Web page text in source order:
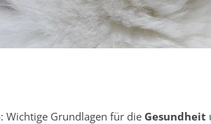
: Wichtige Grundlagen für die Gesundheit